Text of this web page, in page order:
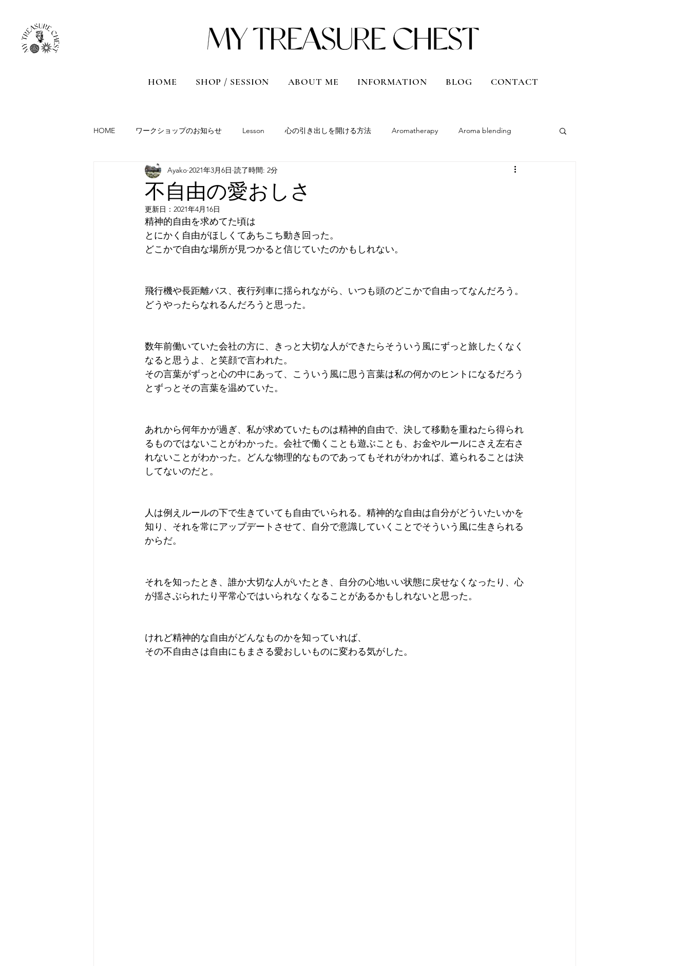
HOME SHOP / SESSION ABOUT ME INFORMATION BLOG CONTACT
HOME ワークショップのお知らせ Lesson 心の引き出しを開ける方法 Aromatherapy Aroma blending
Aromatherapy session Travel South America
Malta Sicily
Fashion Books About me Job Information India
不自由の愛おしさ
Ayako 2021年3月6日 読了時間: 2分
更新日： 2021年4月16日
精神的自由を求めてた頃は
とにかく自由がほしくてあちこち動き回った。
どこかで自由な場所が見つかると信じていたのかもしれない。
飛行機や長距離バス、夜行列車に揺られながら、いつも頭のどこかで自由ってなんだろう。
どうやったらなれるんだろうと思った。
数年前働いていた会社の方に、きっと大切な人ができたらそういう風にずっと旅したくなく
なると思うよ、と笑顔で言われた。
その言葉がずっと心の中にあって、こういう風に思う言葉は私の何かのヒントになるだろう
とずっとその言葉を温めていた。
あれから何年かが過ぎ、私が求めていたものは精神的自由で、決して移動を重ねたら得られ
るものではないことがわかった。会社で働くことも遊ぶことも、お金やルールにさえ左右さ
れないことがわかった。どんな物理的なものであってもそれがわかれば、遮られることは決
してないのだと。
人は例えルールの下で生きていても自由でいられる。精神的な自由は自分がどういたいかを
知り、それを常にアップデートさせて、自分で意識していくことでそういう風に生きられる
からだ。
それを知ったとき、誰か大切な人がいたとき、自分の心地いい状態に戻せなくなったり、心
が揺さぶられたり平常心ではいられなくなることがあるかもしれないと思った。
けれど精神的な自由がどんなものかを知っていれば、
その不自由さは自由にもまさる愛おしいものに変わる気がした。